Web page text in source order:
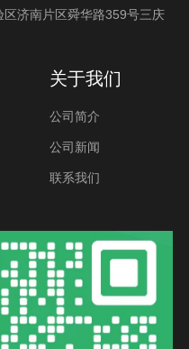
济南片区舜华路359号三庆
关于我们
公司简介
公司新闻
联系我们